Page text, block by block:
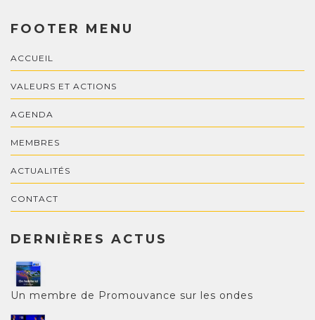
FOOTER MENU
ACCUEIL
VALEURS ET ACTIONS
AGENDA
MEMBRES
ACTUALITÉS
CONTACT
DERNIÈRES ACTUS
Un membre de Promouvance sur les ondes